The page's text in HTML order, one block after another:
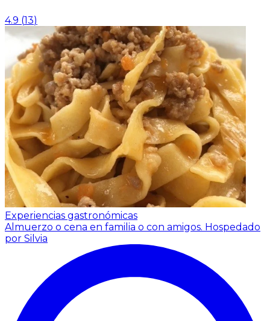
4.9 (13)
Experiencias gastronómicas
Almuerzo o cena en familia o con amigos. Hospedado
por Silvia